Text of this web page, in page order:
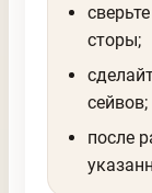
сторы;
сейвов;
после